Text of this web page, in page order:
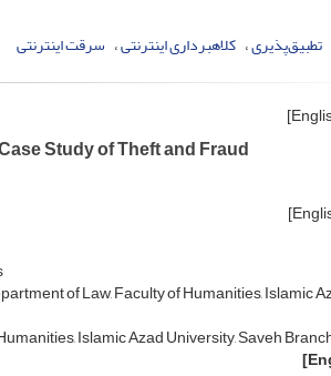
تطبیق‌پذیری کلاهبرداری اینترنتی سرقت اینترنتی
Study of Theft and Fraud
of Law, Faculty of Humanities, Islamic
Islamic Azad University, Saveh